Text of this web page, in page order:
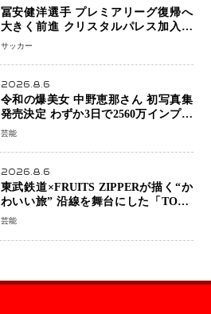
冨安健洋選手 プレミアリーグ復帰へ
大きく前進 クリスタルパレス加入目
前 メディカルチェックも通過
サッカー
2026.8.6
令和の爆美女 中野恵那さん 初写真集
発売決定 わずか3日で2560万インプレ
ッションを記録した話題の美貌を凝縮
芸能
2026.8.6
東武鉄道×FRUITS ZIPPERが描く“か
わいい旅” 沿線を舞台にした「TOBU
KAWAII PROJECT」が開幕
芸能